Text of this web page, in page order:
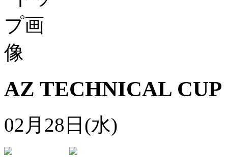
AZ TECHNICAL CUP
02月28日(水)